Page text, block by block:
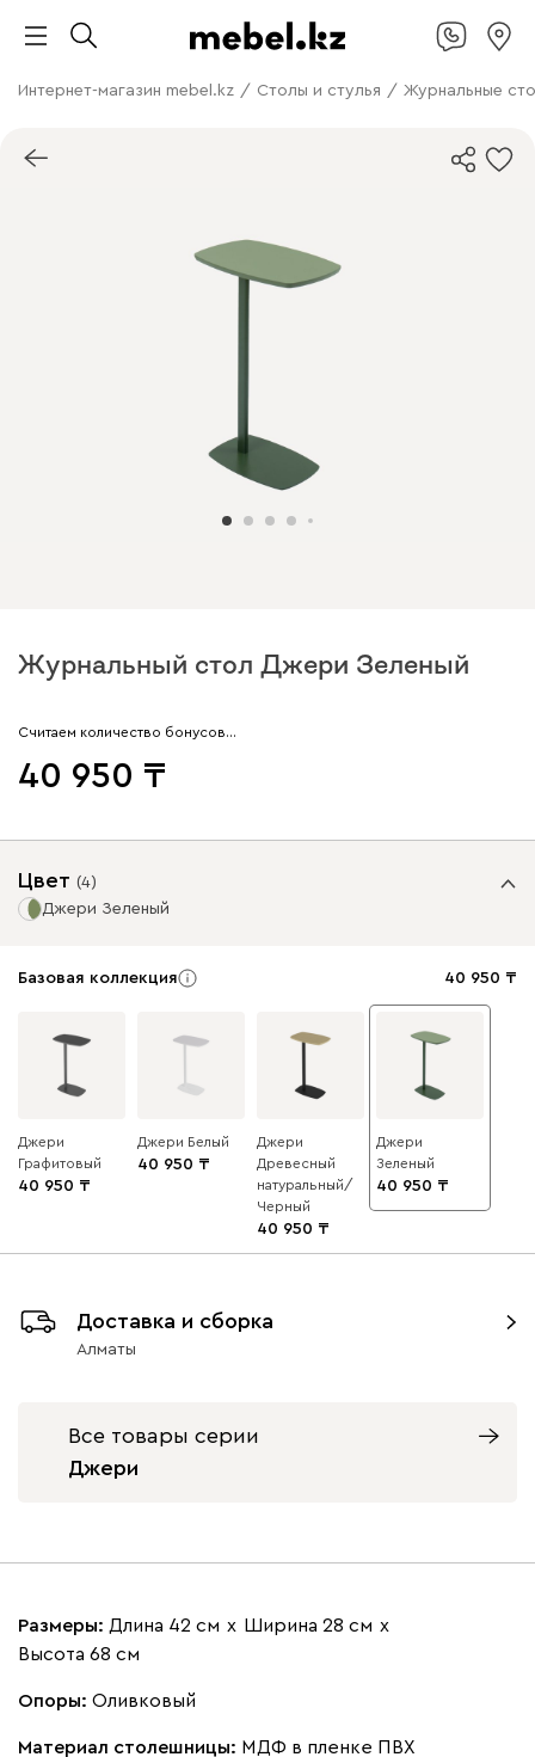
Интернет-магазин mebel.kz / Столы и стулья / Журнальные
Журнальный стол Джери Зеленый
Считаем количество бонусов…
40 950
Цвет (4)
Джери Зеленый
Базовая коллекция 40 950
Джери
Графитовый
40 950
Джери Белый
40 950
Джери
Древесный
натуральный/
Черный
40 950
Джери
Зеленый
40 950
Доставка и сборка
Алматы
Все товары серии
Джери
Размеры: Длина 42 см х Ширина 28 см х
Высота 68 см
Опоры: Оливковый
Материал столешницы: МДФ в пленке ПВХ